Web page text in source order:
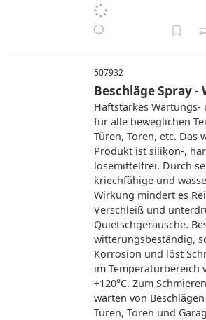
507932
Beschläge Spray -
Haftstarkes Wartungs-
für alle beweglichen
Türen, Toren, etc. Das
Produkt ist silikon-,
lösemittelfrei. Durch
kriechfähige und
Wirkung mindert es
Verschleiß und
Quietschgeräusche.
witterungsbeständig,
Korrosion und löst
im Temperaturbereich
+120°C. Zum
warten von
Türen, Toren und